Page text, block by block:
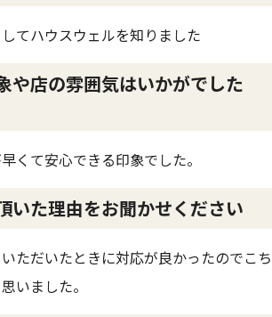
てハウスウェルを知りました
や店の雰囲気はいかがでした
くて安心できる印象でした。
いた理由をお聞かせください
ただいたときに対応が良かったのでこち
いました。